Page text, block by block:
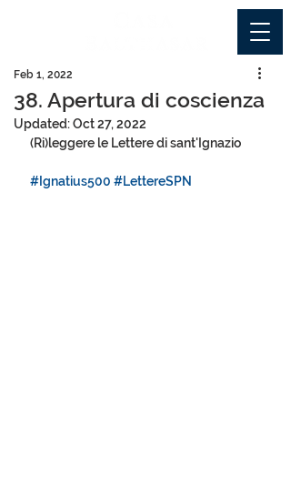
38. Apertura di coscienza
Feb 1, 2022
Updated:Oct 27, 2022
(Ri)leggere le Lettere di sant'Ignazio
#Ignatius500 #LettereSPN